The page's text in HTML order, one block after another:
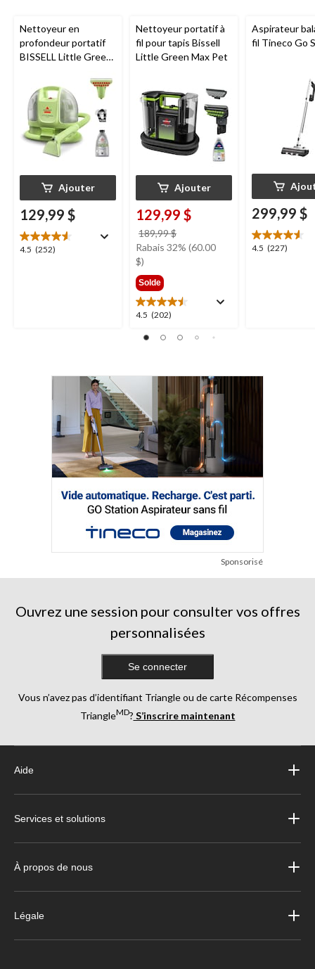
Nettoyeur en
profondeur portatif
BISSELL Little Green
tapis et tissus
d'ameublement
Ajouter
129,99 $
4.5 (252)
4.5
Nettoyeur portatif à
fil pour tapis Bissell
Little Green Max Pet
Ajouter
129,99 $
189,99 $
était
Rabais 32% (60.00
$)
Solde
4.5 (202)
4.5
sur
Aspirateur
fil Tineco Go
299,99 $
4.5 (227)
4.5
Sponsorisé
Ouvrez une session pour consulter vos offres
personnalisées
Se connecter
Vous n’avez pas d’identifiant Triangle ou de carte Récompenses
TriangleMD? S’inscrire maintenant
Aide
Services et solutions
À propos de nous
Légale